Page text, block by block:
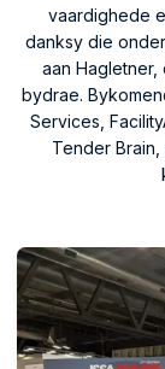
vaardighede
danksy die
aan
bydrae.
Services,
Tender